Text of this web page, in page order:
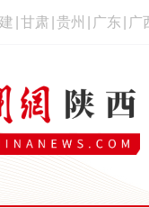
甘肃 贵州 广东 广